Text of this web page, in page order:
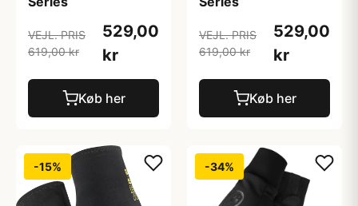
VEJL. PRIS
619,00 kr
529,00
kr
Køb her
VEJL. PRIS
619,00 kr
529,00
kr
Køb her
-15% -34%